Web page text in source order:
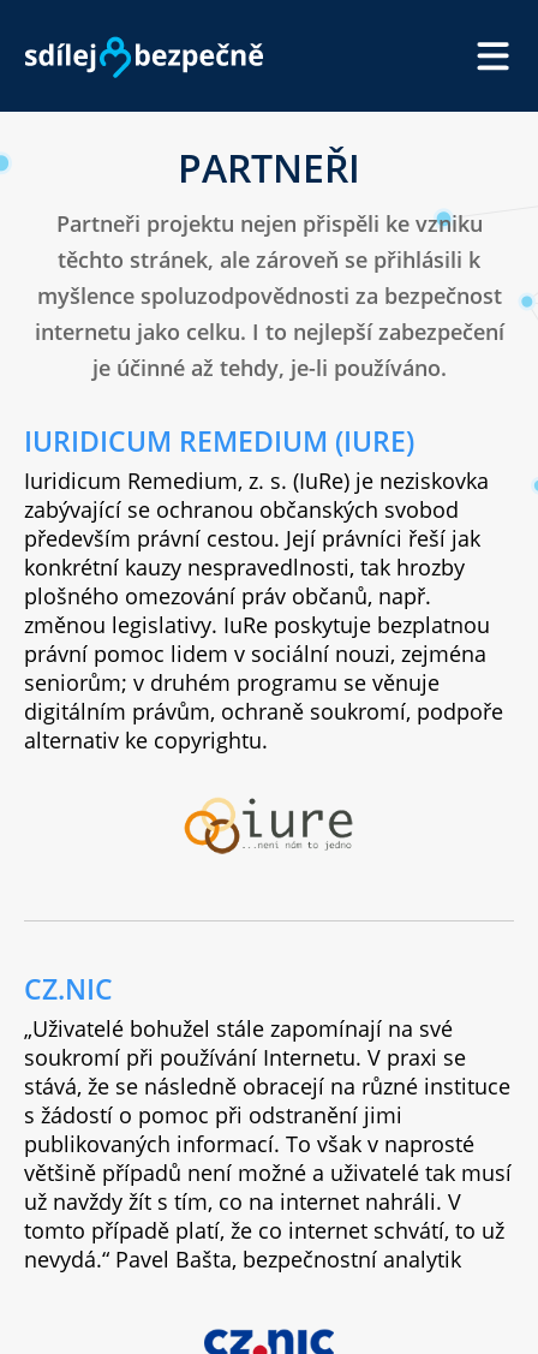
PARTNEŘI
PRO NOVINÁŘE
PARTNEŘI
Partneři projektu nejen přispěli ke vzniku
těchto stránek, ale zároveň se přihlásili k
myšlence spoluzodpovědnosti za bezpečnost
internetu jako celku. I to nejlepší zabezpečení
je účinné až tehdy, je-li používáno.
IURIDICUM REMEDIUM (IURE)
Iuridicum Remedium, z. s. (IuRe) je neziskovka
zabývající se ochranou občanských svobod
především právní cestou. Její právníci řeší jak
konkrétní kauzy nespravedlnosti, tak hrozby
plošného omezování práv občanů, např.
změnou legislativy. IuRe poskytuje bezplatnou
právní pomoc lidem v sociální nouzi, zejména
seniorům; v druhém programu se věnuje
digitálním právům, ochraně soukromí, podpoře
alternativ ke copyrightu.
CZ.NIC
„Uživatelé bohužel stále zapomínají na své
soukromí při používání Internetu. V praxi se
stává, že se následně obracejí na různé instituce
s žádostí o pomoc při odstranění jimi
publikovaných informací. To však v naprosté
většině případů není možné a uživatelé tak musí
už navždy žít s tím, co na internet nahráli. V
tomto případě platí, že co internet schvátí, to už
nevydá.“ Pavel Bašta, bezpečnostní analytik